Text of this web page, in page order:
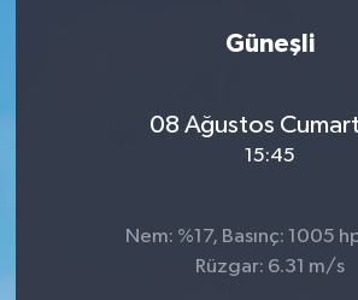
Güneşli
08 Ağustos
15:45
Nem: %17, Basınç: 1005
Rüzgar: 6.31 m/s